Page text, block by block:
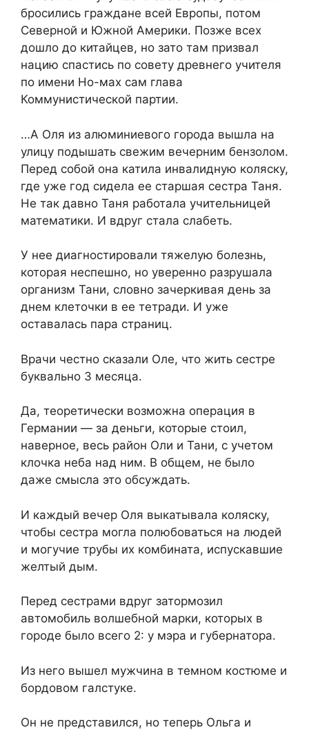
бросились граждане всей Европы, потом
Северной и Южной Америки. Позже всех
дошло до китайцев, но зато там призвал
нацию спастись по совету древнего учителя
по имени Но-мах сам глава
Коммунистической партии.
…А Оля из алюминиевого города вышла на
улицу подышать свежим вечерним бензолом.
Перед собой она катила инвалидную коляску,
где уже год сидела ее старшая сестра Таня.
Не так давно Таня работала учительницей
математики. И вдруг стала слабеть.
У нее диагностировали тяжелую болезнь,
которая неспешно, но уверенно разрушала
организм Тани, словно зачеркивая день за
днем клеточки в ее тетради. И уже
оставалась пара страниц.
Врачи честно сказали Оле, что жить сестре
буквально 3 месяца.
Да, теоретически возможна операция в
Германии — за деньги, которые стоил,
наверное, весь район Оли и Тани, с учетом
клочка неба над ним. В общем, не было
даже смысла это обсуждать.
И каждый вечер Оля выкатывала коляску,
чтобы сестра могла полюбоваться на людей
и могучие трубы их комбината, испускавшие
желтый дым.
Перед сестрами вдруг затормозил
автомобиль волшебной марки, которых в
городе было всего 2: у мэра и губернатора.
Из него вышел мужчина в темном костюме и
бордовом галстуке.
Он не представился, но теперь Ольга и